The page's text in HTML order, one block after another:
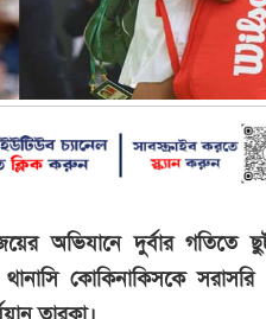
অভিযানে দুর্বার গতিতে
কোকিনাকিসকে সরাসরি